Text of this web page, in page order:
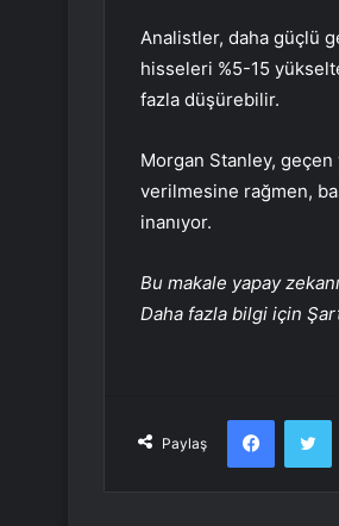
Analistler, daha güçlü
hisseleri %5-15
fazla düşürebilir.
Morgan Stanley, geçen
verilmesine rağmen,
inanıyor.
Bu makale yapay
Daha fazla bilgi için
Paylaş